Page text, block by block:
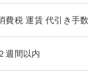
費税 運賃 代引き手
週間以内